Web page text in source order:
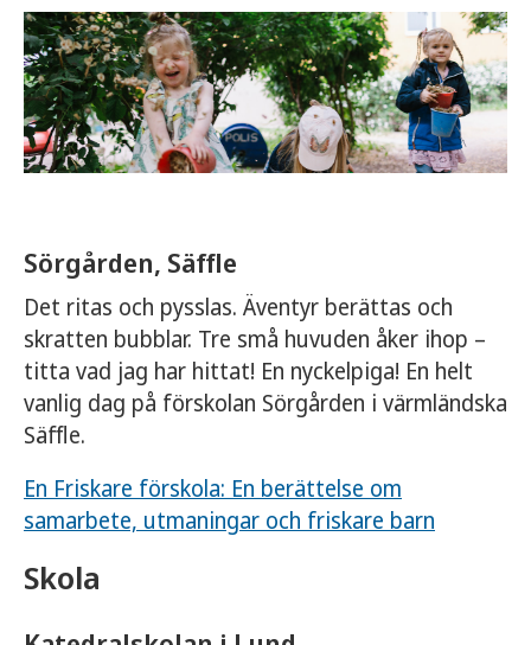
Sörgården, Säffle
Det ritas och pysslas. Äventyr berättas och
skratten bubblar. Tre små huvuden åker ihop –
titta vad jag har hittat! En nyckelpiga! En helt
vanlig dag på förskolan Sörgården i värmländska
Säffle.
En Friskare förskola: En berättelse om
samarbete, utmaningar och friskare barn
Skola